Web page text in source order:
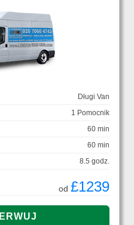
Długi Van
1 Pomocnik
60 min
60 min
8.5 godz.
od £1239